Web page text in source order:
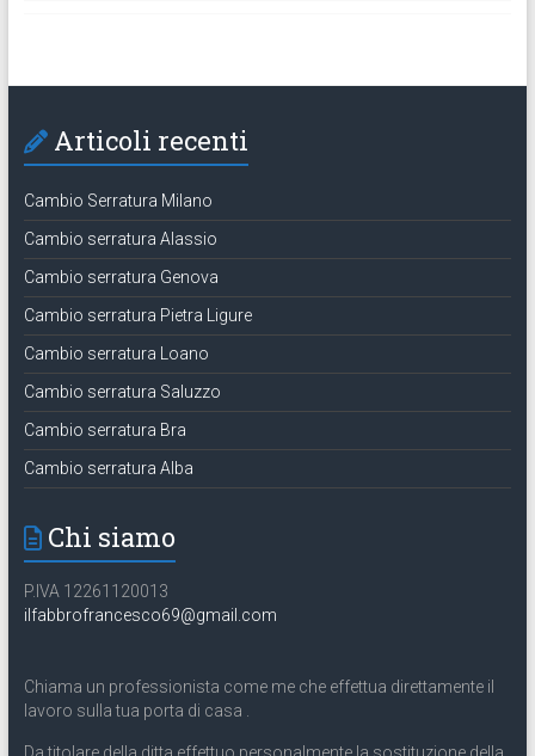
Articoli recenti
Cambio Serratura Milano
Cambio serratura Alassio
Cambio serratura Genova
Cambio serratura Pietra Ligure
Cambio serratura Loano
Cambio serratura Saluzzo
Cambio serratura Bra
Cambio serratura Alba
Chi siamo
P.IVA 12261120013
ilfabbrofrancesco69@gmail.com
Chiama un professionista come me che effettua direttamente il
lavoro sulla tua porta di casa .